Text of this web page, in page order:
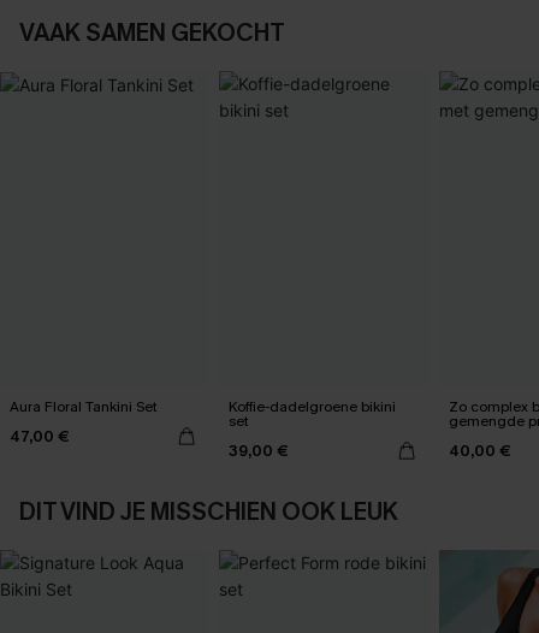
VAAK SAMEN GEKOCHT
Aura Floral Tankini Set
47,00 €
Koffie-dadelgroene bikini
set
39,00 €
Zo complex
gemengde
40,00 €
DIT VIND JE MISSCHIEN OOK LEUK